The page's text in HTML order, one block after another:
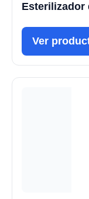
Esterilizador
Ver